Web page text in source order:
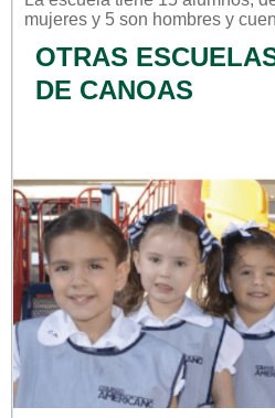
mujeres y 5 son hombres y
OTRAS
DE CANOAS